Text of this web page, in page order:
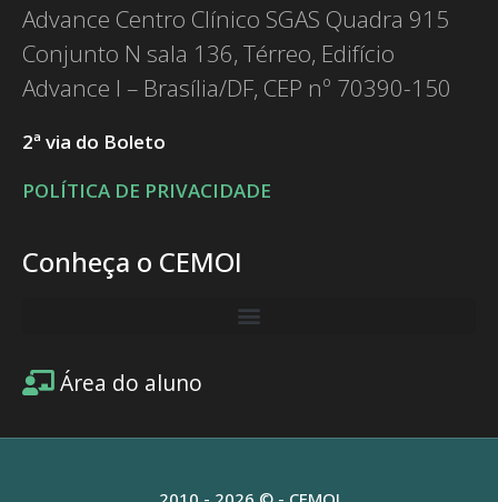
Advance Centro Clínico SGAS Quadra 915
Conjunto N sala 136, Térreo, Edifício
Advance I – Brasília/DF, CEP nº 70390-150
2ª via do Boleto
POLÍTICA DE PRIVACIDADE
Conheça o CEMOI
Área do aluno